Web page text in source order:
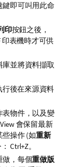
即可叫用此命
印按鈕之後，
印表機時才可供
並將資料擷取
行後在來源資料
表物件，以及變
會保留最新
操作 (如重新
Ctrl+Z。
做，每個重做版